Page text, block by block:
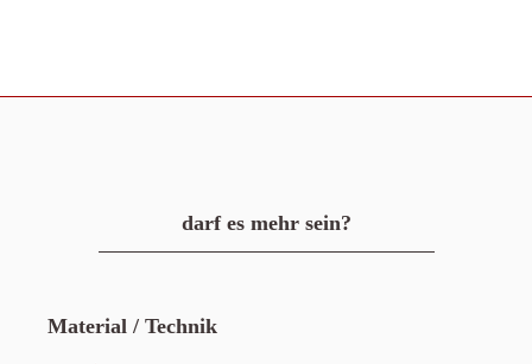
darf es mehr sein?
Material / Technik